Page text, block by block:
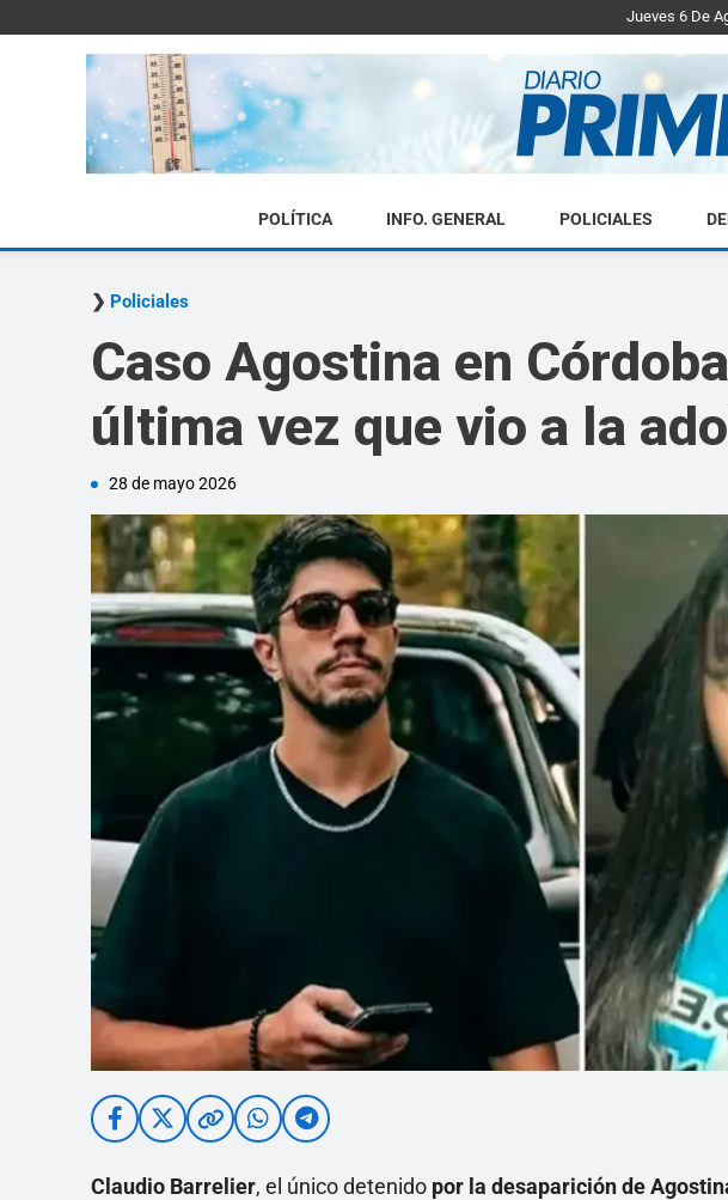
Jueves 6 De
POLÍTICA INFO. GENERAL POLICIALES
Policiales
Caso Agostina en
última vez que vio a la
28 de mayo 2026
Claudio Barrelier, el único detenido por la desaparición de